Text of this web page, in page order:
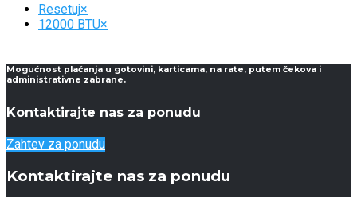
Resetuj×
12000 BTU×
Mogućnost plaćanja u gotovini, karticama, na rate, putem čekova i
administrativne zabrane.
Kontaktirajte nas za ponudu
Zahtev za ponudu
Kontaktirajte nas za ponudu